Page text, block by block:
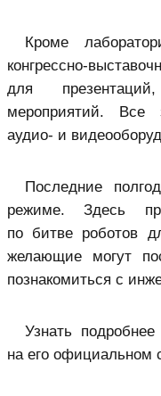
Кроме
конгрессно-
для
мероприятий. Все
аудио- и
Последние
режиме. Здесь
по битве роботов
желающие могут
познакомиться с
Узнать
на его официальном